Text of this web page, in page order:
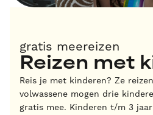
gratis meereizen
Reizen met
Reis je met kinderen? Ze
volwassene mogen drie
gratis mee. Kinderen t/m 3